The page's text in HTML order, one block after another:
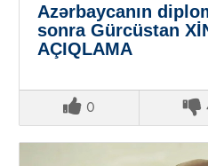
Azərbaycanın
sonra Gürcüstan
AÇIQLAMA
0